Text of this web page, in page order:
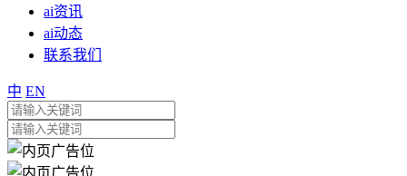
ai资讯
ai动态
联系我们
中 EN